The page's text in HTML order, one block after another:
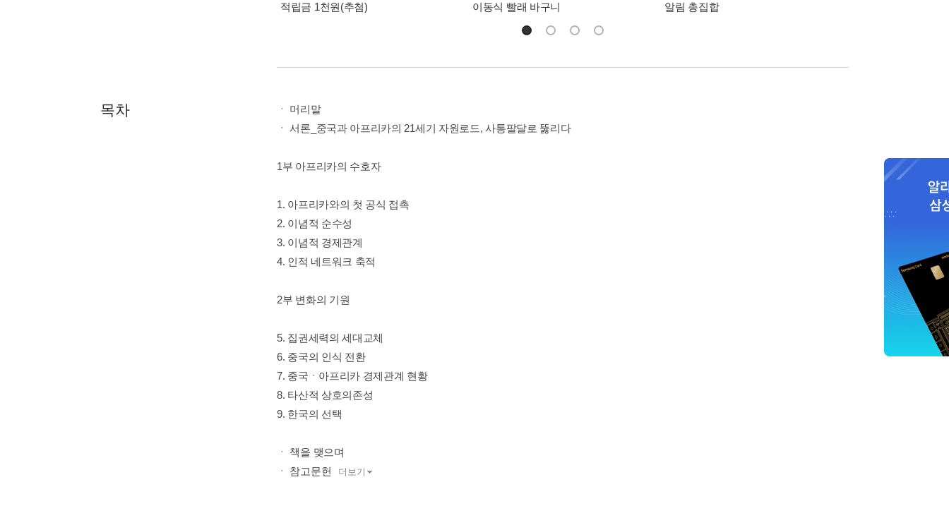
적립금 1천원(추첨)
이동식 빨래 바구니
알림 총집합
목차
ㆍ 머리말
ㆍ 서론_중국과 아프리카의 21세기 자원로드, 사통팔달로 뚫리다
1부 아프리카의 수호자
1. 아프리카와의 첫 공식 접촉
2. 이념적 순수성
3. 이념적 경제관계
4. 인적 네트워크 축적
2부 변화의 기원
5. 집권세력의 세대교체
6. 중국의 인식 전환
7. 중국ㆍ아프리카 경제관계 현황
8. 타산적 상호의존성
9. 한국의 선택
ㆍ 책을 맺으며
ㆍ 참고문헌
더보기